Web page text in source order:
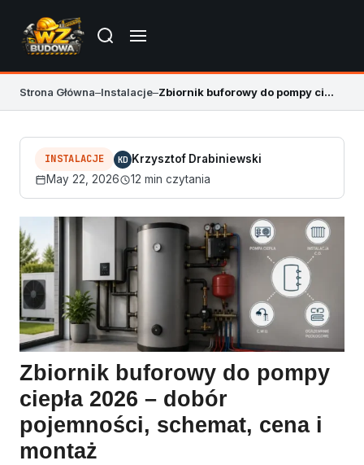
Strona Główna–Instalacje– Zbiornik buforowy do pompy ciepła 2026 – dobór
INSTALACJE KD Krzysztof Drabiniewski
May 22, 2026
12 min czytania
Zbiornik buforowy do pompy
ciepła 2026 – dobór
pojemności, schemat, cena i
montaż